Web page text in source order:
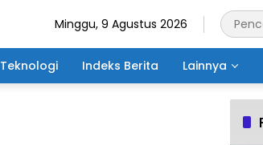
Minggu, 9 Agustus 2026
Teknologi Indeks Berita Lainnya